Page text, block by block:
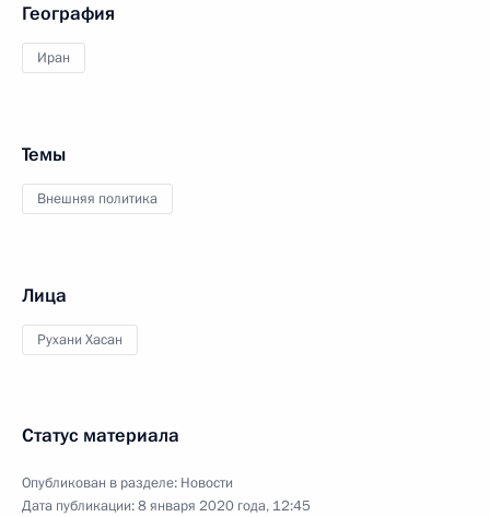
География
Иран
Темы
Внешняя политика
Лица
Рухани Хасан
Статус материала
Опубликован в разделе: Новости
Дата публикации:8 января 2020 года, 12:45